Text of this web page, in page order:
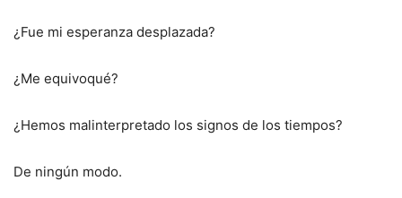
¿Fue mi esperanza desplazada?
¿Me equivoqué?
¿Hemos malinterpretado los signos de los tiempos?
De ningún modo.